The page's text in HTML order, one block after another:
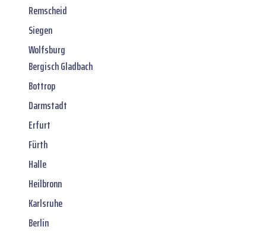
Remscheid
Siegen
Wolfsburg
Bergisch Gladbach
Bottrop
Darmstadt
Erfurt
Fürth
Halle
Heilbronn
Karlsruhe
Berlin